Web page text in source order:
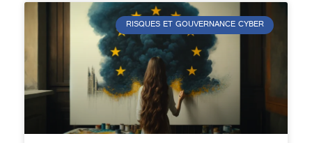
RISQUES ET GOUVERNANCE CYBER